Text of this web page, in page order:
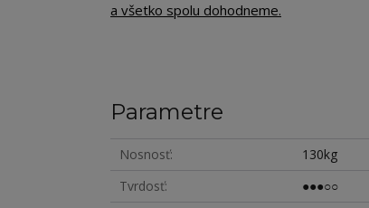
a všetko spolu dohodneme.
Parametre
Nosnosť
130kg
Tvrdosť
●●●○○